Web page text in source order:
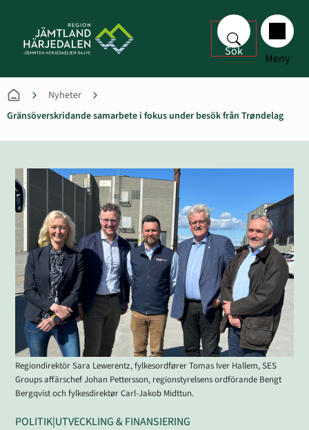
Sök Meny
Nyheter
Gränsöverskridande samarbete i fokus under besök från Trøndelag
POLITIK|UTVECKLING & FINANSIERING
Regiondirektör Sara Lewerentz, fylkesordfører Tomas Iver Hallem, SES
Groups affärschef Johan Pettersson, regionstyrelsens ordförande Bengt
Bergqvist och fylkesdirektør Carl-Jakob Midttun.